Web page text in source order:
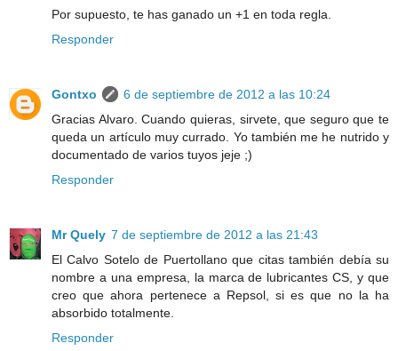
Por supuesto, te has ganado un +1 en toda regla.
Responder
Gontxo
6 de septiembre de 2012 a las 10:24
Gracias Alvaro. Cuando quieras, sirvete, que seguro que te
queda un artículo muy currado. Yo también me he nutrido y
documentado de varios tuyos jeje ;)
Responder
Mr Quely 7 de septiembre de 2012 a las 21:43
El Calvo Sotelo de Puertollano que citas también debía su
nombre a una empresa, la marca de lubricantes CS, y que
creo que ahora pertenece a Repsol, si es que no la ha
absorbido totalmente.
Responder